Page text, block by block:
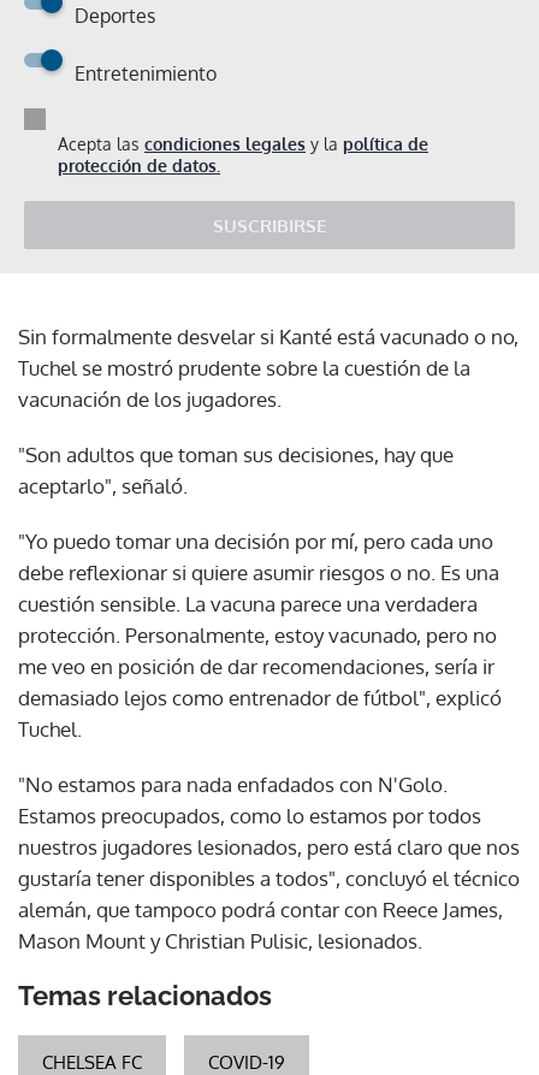
Deportes
Entretenimiento
Acepta las condiciones legales y la política de
protección de datos.
SUSCRIBIRSE
Sin formalmente desvelar si Kanté está vacunado o no,
Tuchel se mostró prudente sobre la cuestión de la
vacunación de los jugadores.
"Son adultos que toman sus decisiones, hay que
aceptarlo", señaló.
"Yo puedo tomar una decisión por mí, pero cada uno
debe reflexionar si quiere asumir riesgos o no. Es una
cuestión sensible. La vacuna parece una verdadera
protección. Personalmente, estoy vacunado, pero no
me veo en posición de dar recomendaciones, sería ir
demasiado lejos como entrenador de fútbol", explicó
Tuchel.
"No estamos para nada enfadados con N'Golo.
Estamos preocupados, como lo estamos por todos
nuestros jugadores lesionados, pero está claro que nos
gustaría tener disponibles a todos", concluyó el técnico
alemán, que tampoco podrá contar con Reece James,
Mason Mount y Christian Pulisic, lesionados.
Temas relacionados
CHELSEA FC COVID-19